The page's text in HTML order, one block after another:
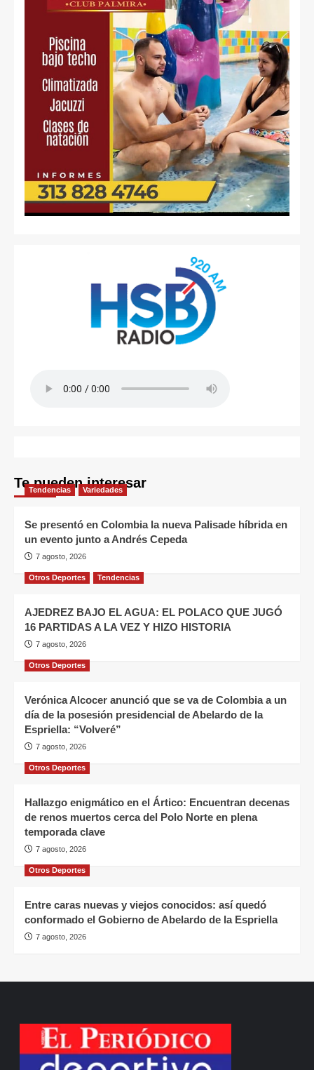
Te pueden interesar
Tendencias Variedades
Se presentó en Colombia la nueva Palisade híbrida en
un evento junto a Andrés Cepeda
7 agosto, 2026
Otros Deportes Tendencias
AJEDREZ BAJO EL AGUA: EL POLACO QUE JUGÓ
16 PARTIDAS A LA VEZ Y HIZO HISTORIA
7 agosto, 2026
Otros Deportes
Verónica Alcocer anunció que se va de Colombia a un
día de la posesión presidencial de Abelardo de la
Espriella: “Volveré”
7 agosto, 2026
Otros Deportes
Hallazgo enigmático en el Ártico: Encuentran decenas
de renos muertos cerca del Polo Norte en plena
temporada clave
7 agosto, 2026
Otros Deportes
Entre caras nuevas y viejos conocidos: así quedó
conformado el Gobierno de Abelardo de la Espriella
7 agosto, 2026